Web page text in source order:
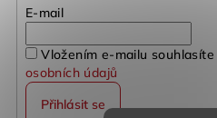
E-mail
Vložením e-mailu souhlasíte
osobních údajů
Přihlásit se